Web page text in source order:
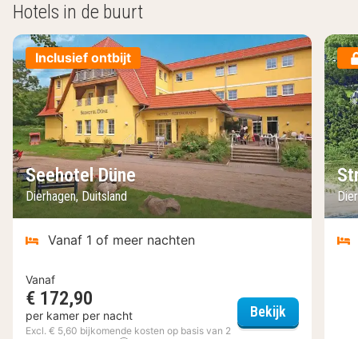
Hotels in de buurt
Inclusief ontbijt
Seehotel Düne
Dierhagen, Duitsland
Vanaf 1 of meer nachten
Vanaf
€ 172,90
per kamer per nacht
Excl. € 5,60 bijkomende kosten op basis van 2
Bekijk